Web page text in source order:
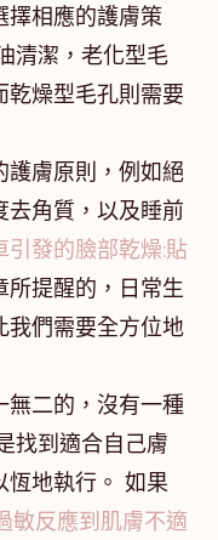
擇相應的護膚策
清潔，老化型毛
燥型毛孔則需要
護膚原則，例如絕
角質，以及睡前
引發的臉部乾燥:貼
所提醒的，日常生
我們需要全方位地
無二的，沒有一種
找到適合自己膚
恆地執行。 如果
敏反應到肌膚不適